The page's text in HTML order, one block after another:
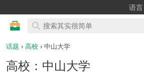
语言
话题 › 高校 › 中山大学
高校：中山大学